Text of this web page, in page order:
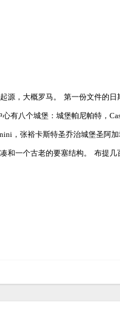
源，大概罗马。 第一份文件的日
有八个城堡：城堡帕尼帕特，
，张裕卡斯特圣乔治城堡圣阿加
和一个古老的要塞结构。 布提几